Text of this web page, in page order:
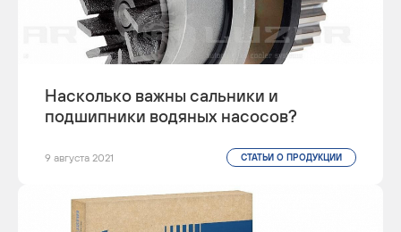
Насколько важны сальники и
подшипники водяных насосов?
9 августа 2021 СТАТЬИ О ПРОДУКЦИИ